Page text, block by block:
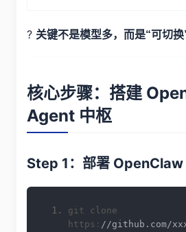
? 关键不是模型多，而是“可切换
核心步骤：搭建
Agent 中枢
Step 1：部署 OpenClaw
git clone
https : //github.com/